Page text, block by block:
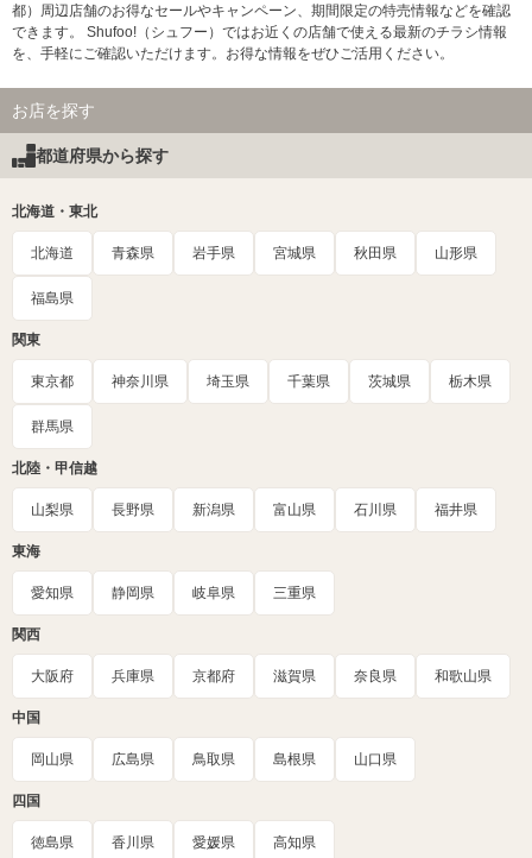
都）周辺店舗のお得なセールやキャンペーン、期間限定の特売情報などを確認
できます。 Shufoo!（シュフー）ではお近くの店舗で使える最新のチラシ情報
を、手軽にご確認いただけます。お得な情報をぜひご活用ください。
お店を探す
都道府県から探す
北海道・東北
北海道 青森県 岩手県 宮城県 秋田県 山形県
福島県
関東
東京都 神奈川県 埼玉県 千葉県 茨城県 栃木県
群馬県
北陸・甲信越
山梨県 長野県 新潟県 富山県 石川県 福井県
東海
愛知県 静岡県 岐阜県 三重県
関西
大阪府 兵庫県 京都府 滋賀県 奈良県 和歌山県
中国
岡山県 広島県 鳥取県 島根県 山口県
四国
徳島県 香川県 愛媛県 高知県